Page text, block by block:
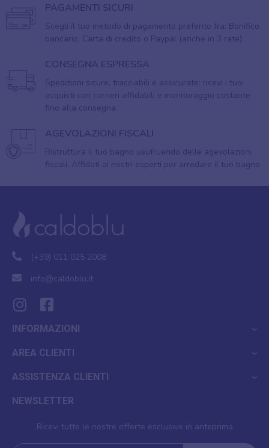
PAGAMENTI SICURI
Scegli il tuo metodo di pagamento preferito fra: Bonifico
bancario, Carta di credito o Paypal (anche in 3 rate).
CONSEGNA ESPRESSA
Spedizioni sicure, tracciabili e assicurate: ricevi i tuoi
acquisti con corrieri affidabili e monitoraggio costante
fino alla consegna.
AGEVOLAZIONI FISCALI
Ristruttura il tuo bagno usufruendo delle agevolazioni
fiscali. Affidati ai nostri esperti per arredare il tuo bagno
(+39) 011 025 2008
info@caldoblu.it
INFORMAZIONI
AREA CLIENTI
ASSISTENZA CLIENTI
NEWSLETTER
Ricevi tutte le nostre offerte esclusive in anteprima